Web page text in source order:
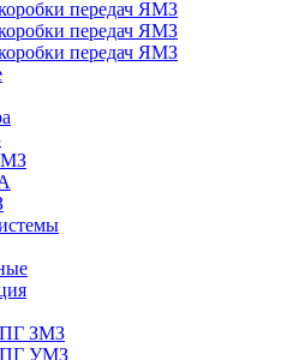
передач ЯМЗ
передач ЯМЗ
передач ЯМЗ
ЗМЗ
УМЗ